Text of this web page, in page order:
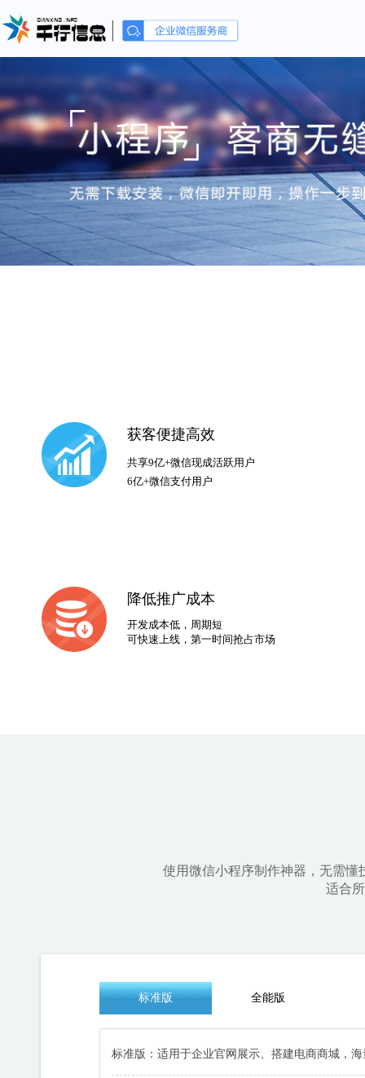
降低推广成本
开发成本低，周期短
可快速上线，第一时间抢占市场
获客便捷高效
共享9亿+微信现成活跃用户
6亿+微信支付用户
使用微信小程序制作神器，无需
适合
版本：
标准版 全能版
标准版：适用于企业官网展示、搭建电商商城，